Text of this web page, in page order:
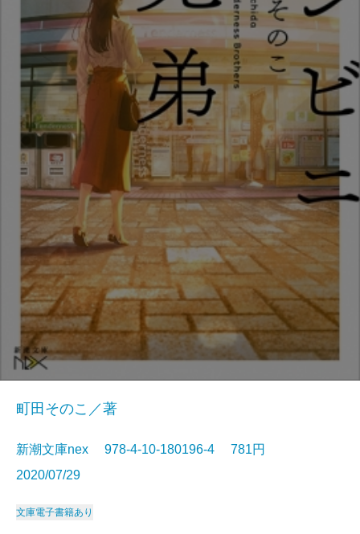
町田そのこ／著
新潮文庫nex 978-4-10-180196-4 781円
2020/07/29
文庫電子書籍あり